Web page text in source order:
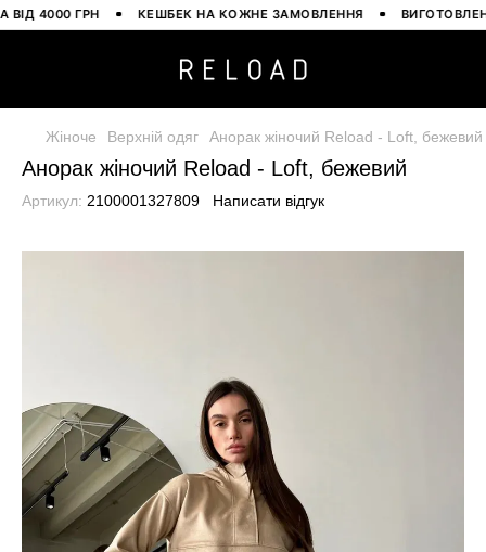
4000 ГРН КЕШБЕК НА КОЖНЕ ЗАМОВЛЕННЯ ВИГОТОВЛЕНО В
Жіноче Верхній одяг Анорак жіночий Reload - Loft, бежевий
Анорак жіночий Reload - Loft, бежевий
Артикул: 2100001327809 Написати відгук